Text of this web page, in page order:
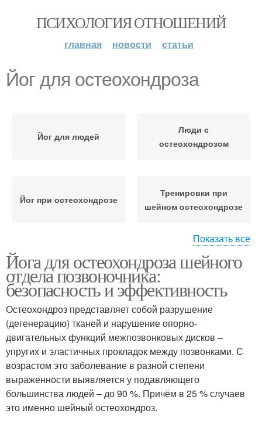
ПСИХОЛОГИЯ ОТНОШЕНИЙ
главная новости статьи
Йог для остеохондроза
Йог для людей
Люди с
остеохондрозом
Йог при остеохондрозе
Тренировки при
шейном остеохондрозе
версии
Йоги при
остеохондрозе
Показать все
Йога для остеохондроза шейного
отдела позвоночника:
безопасность и эффективность
Остеохондроз представляет собой разрушение
(дегенерацию) тканей и нарушение опорно-
двигательных функций межпозвонковых дисков –
упругих и эластичных прокладок между позвонками. С
возрастом это заболевание в разной степени
выраженности выявляется у подавляющего
большинства людей – до 90 %. Причём в 25 % случаев
это именно шейный остеохондроз.